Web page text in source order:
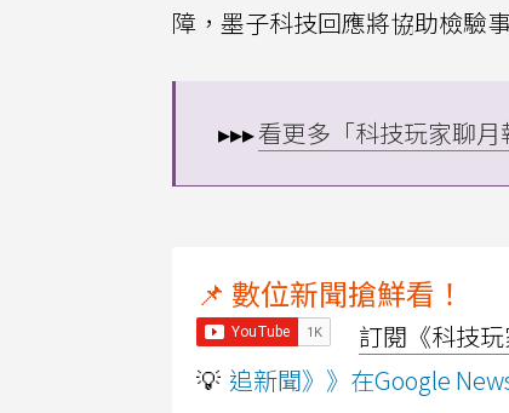
障，墨子科技回應將協助檢驗
▸▸▸看更多「科技玩家聊
📌 數位新聞搶鮮看！
訂閱《科技玩
💡 追新聞》》在Google